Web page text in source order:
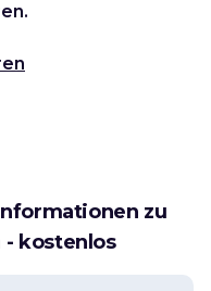
zu
- kostenlos